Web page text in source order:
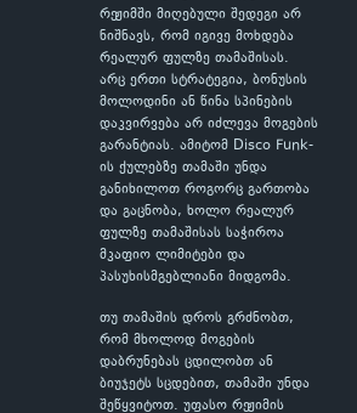
რეჟიმში მიღებული შედეგი არ
ნიშნავს, რომ იგივე მოხდება
რეალურ ფულზე თამაშისას.
არც ერთი სტრატეგია, ბონუსის
მოლოდინი ან წინა სპინების
დაკვირვება არ იძლევა მოგების
გარანტიას. ამიტომ Disco Funk-
ის ქულებზე თამაში უნდა
განიხილოთ როგორც გართობა
და გაცნობა, ხოლო რეალურ
ფულზე თამაშისას საჭიროა
მკაფიო ლიმიტები და
პასუხისმგებლიანი მიდგომა.
თუ თამაშის დროს გრძნობთ,
რომ მხოლოდ მოგების
დაბრუნებას ცდილობთ ან
ბიუჯეტს სცდებით, თამაში უნდა
შეწყვიტოთ. უფასო რეჟიმის